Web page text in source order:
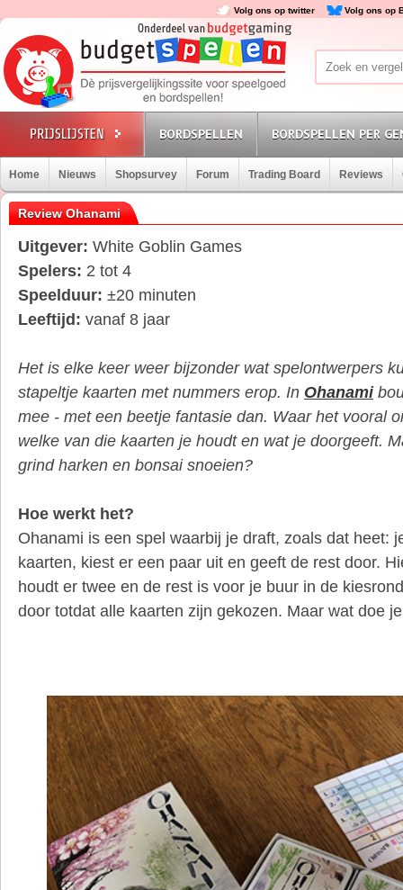
Volg ons op twitter Volg ons op
BORDSPELLEN BORDSPELLEN PER
Home Nieuws Shopsurvey Forum Trading Board Reviews
Review Ohanami
Uitgever: White Goblin Games
Spelers: 2 tot 4
Speelduur: ±20 minuten
Leeftijd: vanaf 8 jaar
Het is elke keer weer bijzonder wat spelontwerpers
stapeltje kaarten met nummers erop. In Ohanami
mee - met een beetje fantasie dan. Waar het vooral
welke van die kaarten je houdt en wat je doorgeeft.
grind harken en bonsai snoeien?
Hoe werkt het?
Ohanami is een spel waarbij je draft, zoals dat heet:
kaarten, kiest er een paar uit en geeft de rest door.
houdt er twee en de rest is voor je buur in de
door totdat alle kaarten zijn gekozen. Maar wat doe